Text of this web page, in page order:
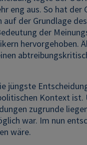
eng aus. So hat
der Grundlage
der
hervorgehoben.
jüngste
Kontext ist.
zugrunde
war. Im nun
wäre.